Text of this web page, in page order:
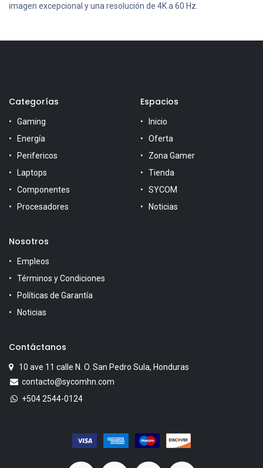
imagen excepcional y una resolución de 4K a 60 Hz.
Categorías
Gaming
Energía
Perifericos
Laptops
Componentes
Procesadores
Espacios
Inicio
Oferta
Zona Gamer
Tienda
SYCOM
Noticias
Nosotros
Empleos
Términos y Condiciones
Políticas de Garantía
Noticias
Contáctanos
10 ave 11 calle N. O. San Pedro Sula, Honduras
contacto@sycomhn.com
+504 2544-0124